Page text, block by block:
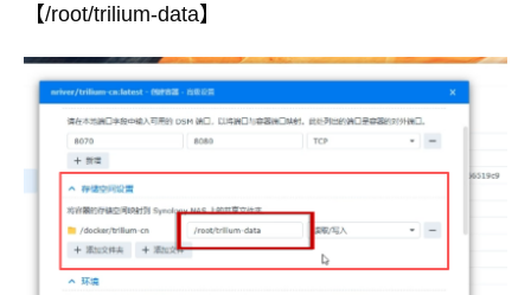
【/root/trilium-data】